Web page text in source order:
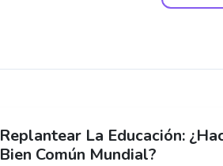
Replantear La Educación:
Bien Común Mundial?